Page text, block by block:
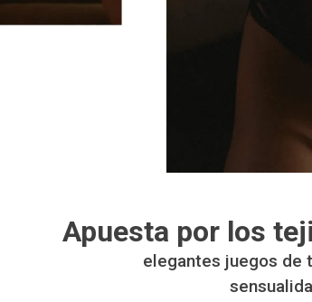
Apuesta por los
elegantes juegos de